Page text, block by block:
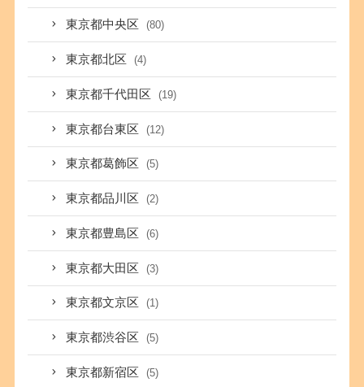
東京都中央区 (80)
東京都北区 (4)
東京都千代田区 (19)
東京都台東区 (12)
東京都葛飾区 (5)
東京都品川区 (2)
東京都豊島区 (6)
東京都大田区 (3)
東京都文京区 (1)
東京都渋谷区 (5)
東京都新宿区 (5)